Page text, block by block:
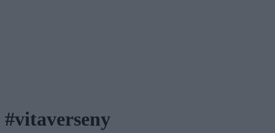
#vitaverseny